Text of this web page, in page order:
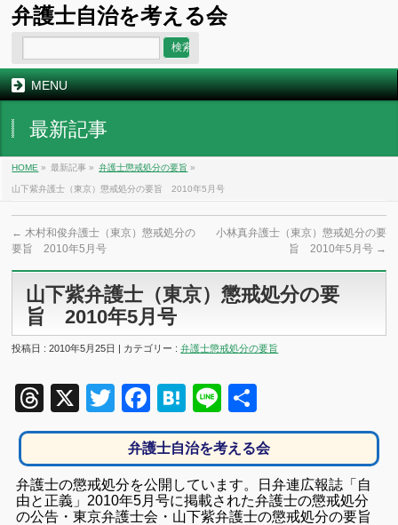
弁護士自治を考える会
MENU
最新記事
HOME » 最新記事 » 弁護士懲戒処分の要旨 »
山下紫弁護士（東京）懲戒処分の要旨 2010年5月号
← 木村和俊弁護士（東京）懲戒処分の
要旨 2010年5月号
小林真弁護士（東京）懲戒処分の要
旨 2010年5月号 →
山下紫弁護士（東京）懲戒処分の要
旨 2010年5月号
投稿日 : 2010年5月25日 | カテゴリー :弁護士懲戒処分の要旨
Threads
X TwitterFacebook
Hatena
Line
有
弁護士自治を考える会
弁護士の懲戒処分を公開しています。日弁連広報誌「自
由と正義」2010年5月号に掲載された弁護士の懲戒処分
の公告・東京弁護士会・山下紫弁護士の懲戒処分の要旨